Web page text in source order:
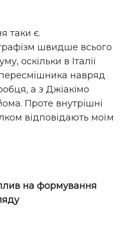
таки є.
швидше всього
оскільки в Італії
навряд
а з Джіакімо
Проте внутрішні
відповідають моїм
на формування